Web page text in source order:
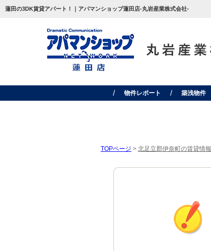
蓮田の3DK賃貸アパート！｜アパマンショップ蓮田店-丸岩産業株式会社-
物件レポート 築浅物件
TOPページ > 北足立郡伊奈町の賃貸情